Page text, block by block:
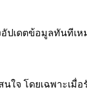
เดตข้อมูลทันทีเ
นใจ โดยเฉพาะเมื่